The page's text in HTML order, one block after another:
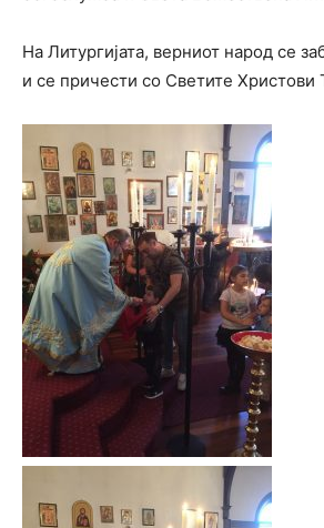
На Литургијата, верниот народ се
и се причести со Светите Христови